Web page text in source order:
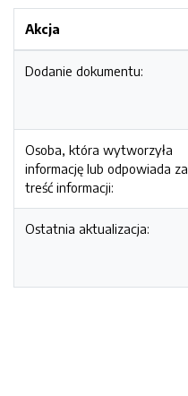
Akcja
Dodanie dokumentu:
Osoba, która wytworzyła
informację lub odpowiada za
treść informacji:
Ostatnia aktualizacja: